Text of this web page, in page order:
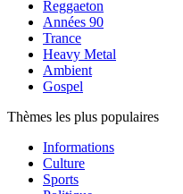
Reggaeton
Années 90
Trance
Heavy Metal
Ambient
Gospel
Thèmes les plus populaires
Informations
Culture
Sports